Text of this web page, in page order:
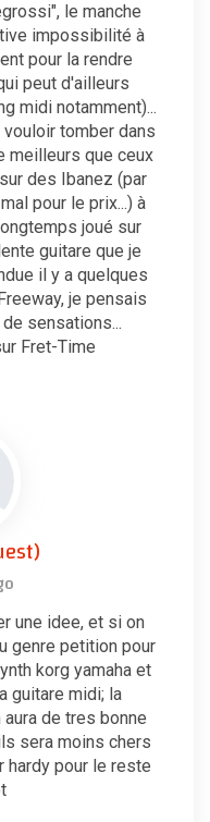
le manche
impossibilité à
pour la rendre
peut d'ailleurs
midi notamment)...
vouloir tomber dans
meilleurs que ceux
des Ibanez (par
pour le prix...) à
joué sur
guitare que je
il y a quelques
je pensais
sensations...
Fret-Time
une idee, et si on
genre petition pour
korg yamaha et
guitare midi; la
de tres bonne
sera moins chers
hardy pour le reste